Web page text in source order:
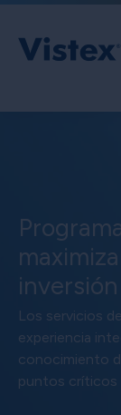
inversión
Los servicios
experiencia
conocimiento
puntos críticos